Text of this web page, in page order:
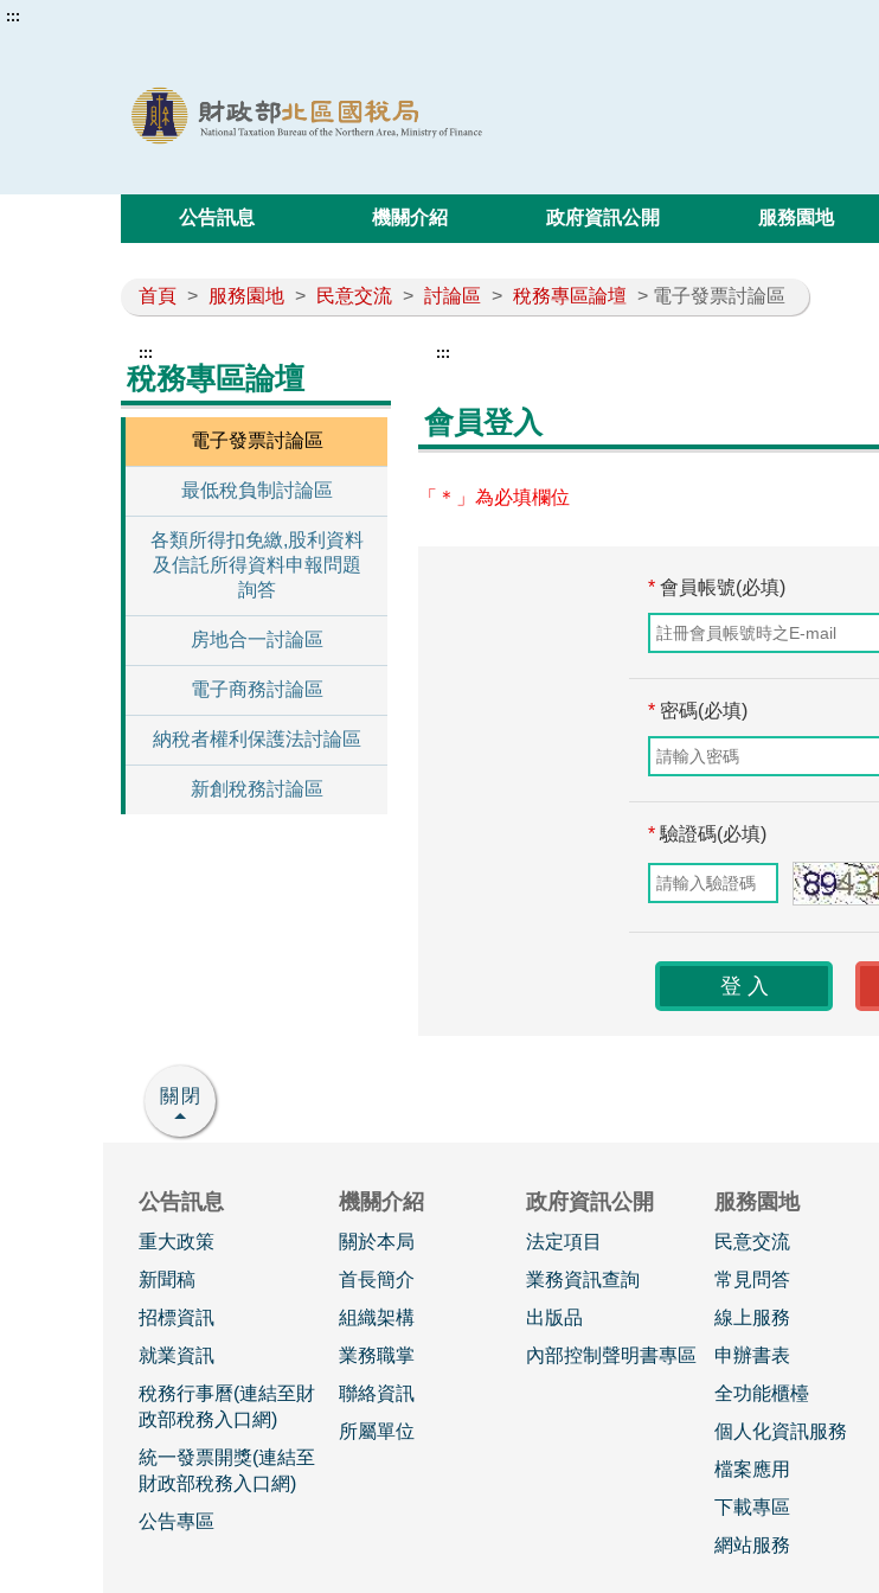
:::
公告訊息 機關介紹 政府資訊公開 服務園地
首頁 > 服務園地 > 民意交流 > 討論區 > 稅務專區論壇 > 電子發票討論區
:::
稅務專區論壇
電子發票討論區
最低稅負制討論區
各類所得扣免繳,股利資料
及信託所得資料申報問題
詢答
房地合一討論區
電子商務討論區
納稅者權利保護法討論區
新創稅務討論區
:::
會員登入
「＊」為必填欄位
*會員帳號(必填)
*密碼(必填)
*驗證碼(必填)
關閉
公告訊息
重大政策
新聞稿
招標資訊
就業資訊
稅務行事曆(連結至財
政部稅務入口網)
統一發票開獎(連結至
財政部稅務入口網)
公告專區
機關介紹
關於本局
首長簡介
組織架構
業務職掌
聯絡資訊
所屬單位
政府資訊公開
法定項目
業務資訊查詢
出版品
內部控制聲明書專區
服務園地
民意交流
常見問答
線上服務
申辦書表
全功能櫃檯
個人化資訊服務
檔案應用
下載專區
網站服務